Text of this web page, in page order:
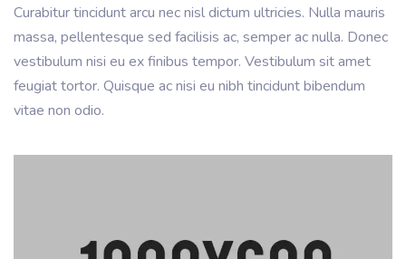
Curabitur tincidunt arcu nec nisl dictum ultricies. Nulla mauris
massa, pellentesque sed facilisis ac, semper ac nulla. Donec
vestibulum nisi eu ex finibus tempor. Vestibulum sit amet
feugiat tortor. Quisque ac nisi eu nibh tincidunt bibendum
vitae non odio.